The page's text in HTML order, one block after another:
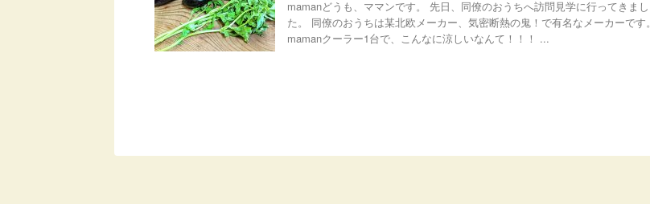
mamanどうも、ママンです。 先日、同僚のおうちへ訪問見学に行ってきまし
た。 同僚のおうちは某北欧メーカー、気密断熱の鬼！で有名なメーカーです。
mamanクーラー1台で、こんなに涼しいなんて！！！ ...